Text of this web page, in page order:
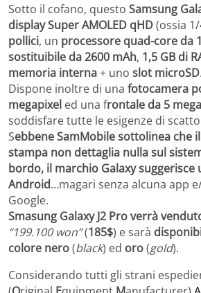
Sotto il cofano, questo Samsung
display Super AMOLED qHD(ossia
pollici, un processore quad-core da
sostituibile da 2600 mAh, 1,5 GB di
memoria interna+ uno slot microSD.
Dispone inoltre di una fotocamera
megapixel ed una frontale da 5
soddisfare tutte le esigenze di
Sebbene SamMobile sottolinea che
stampa non dettaglia nulla sul
bordo, il marchio Galaxy suggerisce
Android…magari senza alcuna app
Google.
Smasung Galaxy J2 Pro verrà
“199.100 won”(185$) e sarà
colore nero(black) ed oro(gold).
Considerando tutti gli strani